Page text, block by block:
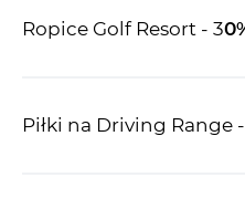
Ropice Golf Resort - 3
Piłki na Driving Range -